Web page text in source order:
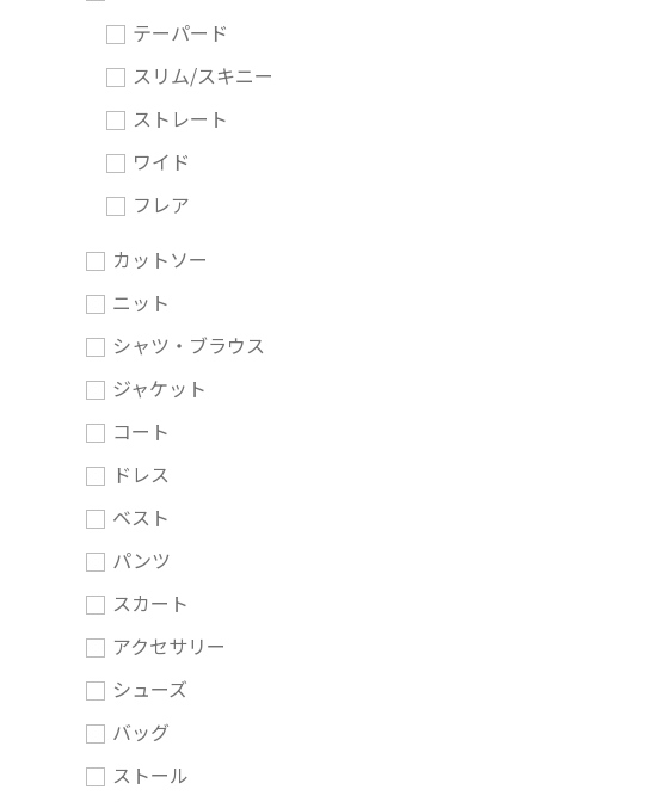
テーパード
スリム/スキニー
ストレート
ワイド
フレア
カットソー
ニット
シャツ・ブラウス
ジャケット
コート
ドレス
ベスト
パンツ
スカート
アクセサリー
シューズ
バッグ
ストール